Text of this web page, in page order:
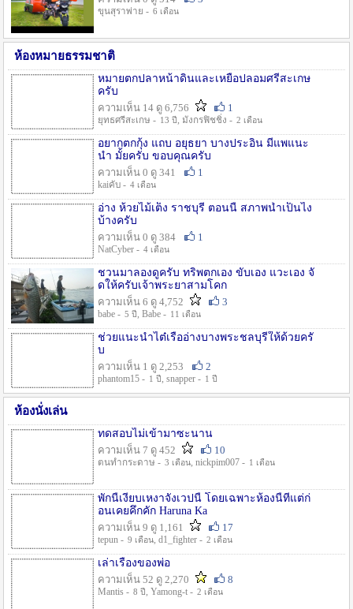
ขุนสุราพ่าย - 6 เดือน
ห้องหมายธรรมชาติ
หมายตกปลาหน้าดินและเหยื่อปลอมศรีสะเกษ
ครับ
ความเห็น 14 ดู 6,756
1
ยุทธศรีสะเกษ - 13 ปี , มังกรฟิชชิ่ง - 2 เดือน
อยากตกกุ้ง แถบ อยุธยา บางประอิน มีแพแนะ
นำ มั้ยครับ ขอบคุณครับ
ความเห็น 0 ดู 341
1
kaiคับ - 4 เดือน
อ่าง ห้วยไม้เต็ง ราชบุรี ตอนนี้ สภาพน้ำเป็นไง
บ้างครับ
ความเห็น 0 ดู 384
1
NatCyber - 4 เดือน
ชวนมาลองดูครับ ทริพตกเอง ขับเอง แวะเอง จั
ดให้ครับเจ้าพระยาสามโคก
ความเห็น 6 ดู 4,752
3
babe - 5 ปี , Babe - 11 เดือน
ช่วยแนะนำไต๋เรืออ่างบางพระชลบุรีให้ด้วยครั
บ
ความเห็น 1 ดู 2,253
2
phantom15 - 1 ปี , snapper - 1 ปี
ห้องนั่งเล่น
ทดสอบไม่เข้ามาซะนาน
ความเห็น 7 ดู 452
10
ตนทำกระดาษ - 3 เดือน, nickpim007 - 1 เดือน
พักนี้เงียบเหงาจังเวปนี้ โดยเฉพาะห้องนี้ที่แต่ก่
อนเคยคึกคัก Haruna Ka
ความเห็น 9 ดู 1,161
17
tepun - 9 เดือน, d1_fighter - 2 เดือน
เล่าเรื่องของพ่อ
ความเห็น 52 ดู 2,270
8
Mantis - 8 ปี , Yamong-t - 2 เดือน